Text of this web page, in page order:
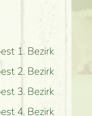
1. Bezirk
2. Bezirk
3. Bezirk
4. Bezirk